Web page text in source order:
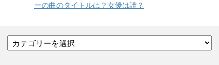
ーの曲のタイトルは？女優は誰？
テ